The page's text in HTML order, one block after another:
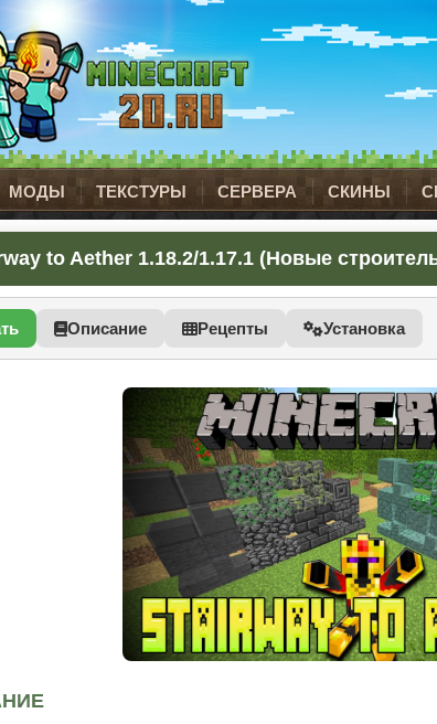
МОДЫ ТЕКСТУРЫ СЕРВЕРА СКИНЫ
to Aether 1.18.2/1.17.1 (Новые
Описание Рецепты Установка